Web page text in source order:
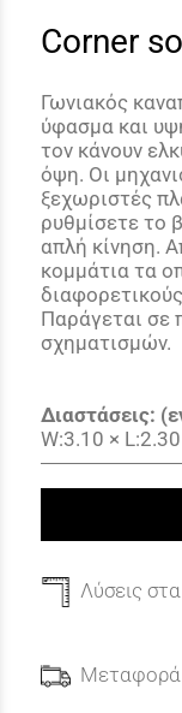
Corner
Γωνιακός
ύφασμα και
τον κάνουν
όψη. Οι
ξεχωριστές
ρυθμίσετε το
απλή κίνηση.
κομμάτια τα
Παράγεται σε
σχηματισμών.
Διαστάσεις:
W:3.10 ×
Λύσεις
Μεταφορά